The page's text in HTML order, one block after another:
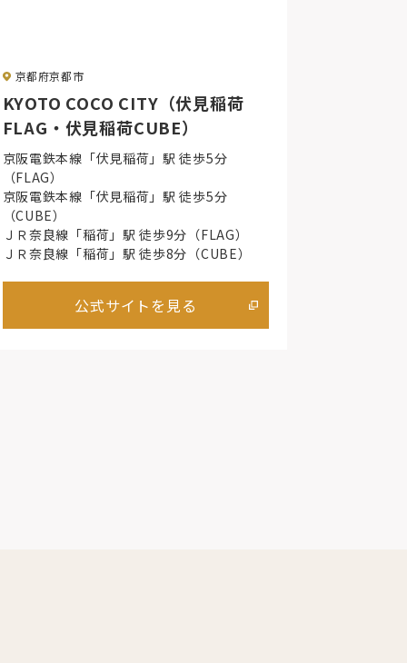
京都府京都市
KYOTO COCO CITY（伏見稲荷
FLAG・伏見稲荷CUBE）
京阪電鉄本線「伏見稲荷」駅 徒歩5分
（FLAG）
京阪電鉄本線「伏見稲荷」駅 徒歩5分
（CUBE）
ＪＲ奈良線「稲荷」駅 徒歩9分（FLAG）
ＪＲ奈良線「稲荷」駅 徒歩8分（CUBE）
公式サイトを見る